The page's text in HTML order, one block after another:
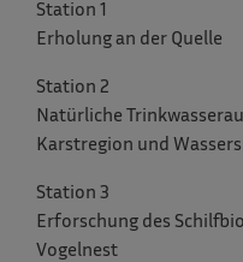
Station 1
Erholung an der Quelle
Station 2
Natürliche
Karstregion und
Station 3
Erforschung des
Vogelnest